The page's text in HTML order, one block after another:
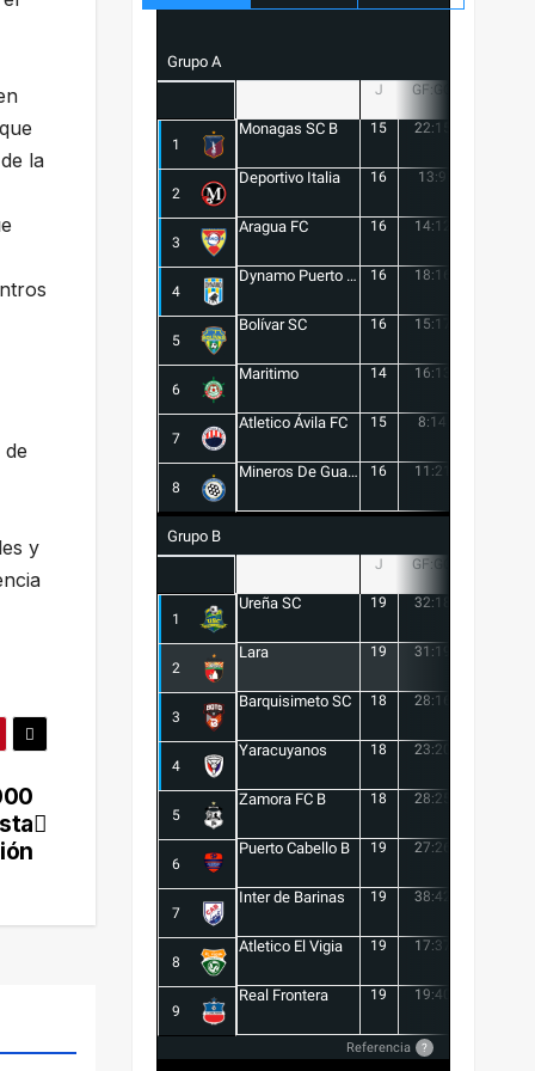
la
y
Grupo A
J GF:GC
1
Monagas SC B 15 22:15
2
Deportivo Italia 16 13:9
3
Aragua FC 16 14:12
4
Dynamo Puerto FC 16 18:16
5
Bolívar SC 16 15:17
6
Maritimo 14 16:13
7
Atletico Ávila FC 15 8:14
8
Mineros De Guayana 16 11:21
Grupo B
J GF:GC
1
Ureña SC 19 32:18
2
Lara 19 31:19
3
Barquisimeto SC 18 28:16
4
Yaracuyanos 18 23:20
5
Zamora FC B 18 28:25
6
Puerto Cabello B 19 27:26
7
Inter de Barinas 19 38:42
8
Atletico El Vigia 19 17:37
9
Real Frontera 19 19:40
Referencia ?